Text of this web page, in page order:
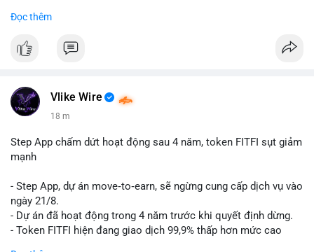
Khối lượng 9.608 BTC, tương đương gần 619 nghìn USD, chưa
biến động có thể là bước khởi đầu cho chiến dịch gom hàng
hoặc tái phân bổ danh mục. Nếu giao dịch được xác nhận
giảm nguồn cung lưu thông. Ngược lại, nếu dòng tiền đổ về ví
sàn nóng, thị trường có thể đối mặt với áp lực chốt lời ngắn
Lời khuyên cho nhà đầu tư nhỏ lẻ: Theo dõi xác nhận của giao
dịch này. Nếu BTC tiếp tục bị rút khỏi sàn với tần suất tăng, đó
là tín hiệu tích cực cho xu hướng tăng giá. Hạn chế hành động
Đọc thêm
Vlike Wire
18 m
Step App chấm dứt hoạt động sau 4 năm, token FITFI sụt giảm
mạnh
- Step App, dự án move‑to‑earn, sẽ ngừng cung cấp dịch vụ vào
ngày 21/8.
- Dự án đã hoạt động trong 4 năm trước khi quyết định dừng.
- Token FITFI hiện đang giao dịch 99,9% thấp hơn mức cao